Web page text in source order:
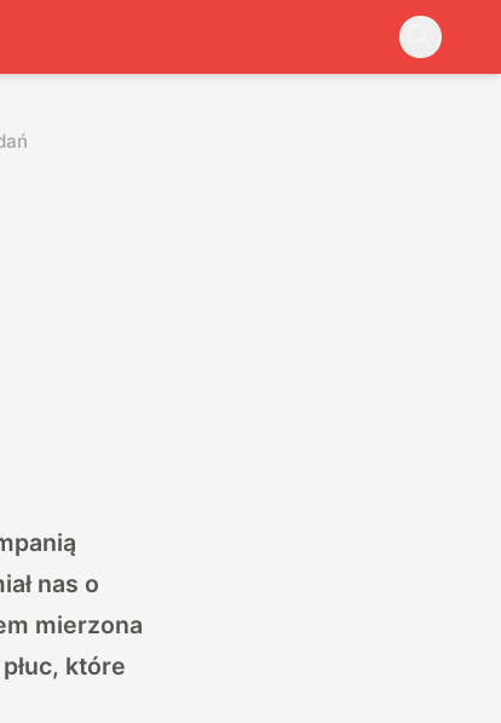
nas o
mierzona
które